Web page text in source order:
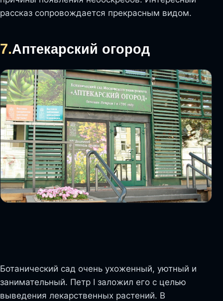
рассказ сопровождается прекрасным видом.
7.Аптекарский огород
Ботанический сад очень ухоженный, уютный и
занимательный. Петр I заложил его с целью
выведения лекарственных растений. В